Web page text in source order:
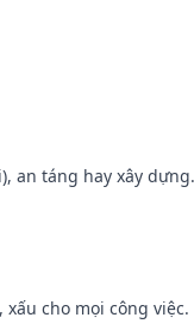
an táng hay xây dựng.
xấu cho mọi công việc.